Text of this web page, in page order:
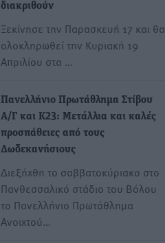
διακριθούν
Ξεκίνησε την Παρασκευή 17 και θα
ολοκληρωθεί την Κυριακή 19
Απριλίου στα …
Πανελλήνιο Πρωτάθλημα Στίβου
Α/Γ και Κ23: Μετάλλια και καλές
προσπάθειες από τους
Δωδεκανήσιους
Διεξήχθη το σαββατοκύριακο στο
Πανθεσσαλικό στάδιο του Βόλου
το Πανελλήνιο Πρωτάθλημα
Ανοιχτού…